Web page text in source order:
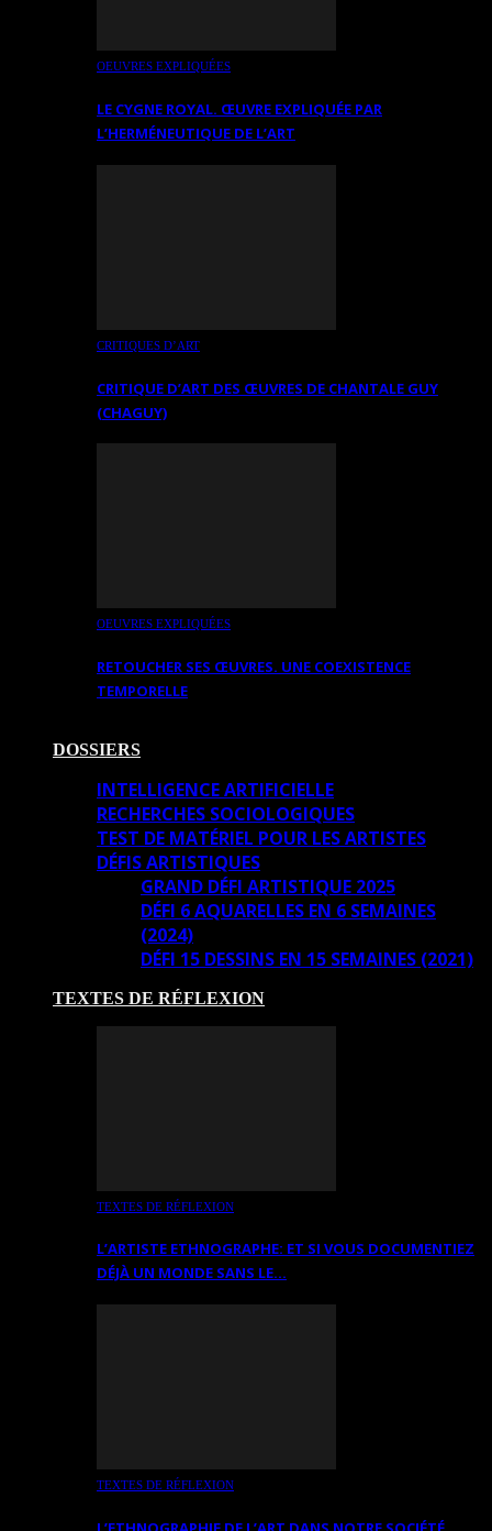
OEUVRES EXPLIQUÉES
LE CYGNE ROYAL. ŒUVRE EXPLIQUÉE PAR
L’HERMÉNEUTIQUE DE L’ART
CRITIQUES D’ART
CRITIQUE D’ART DES ŒUVRES DE CHANTALE GUY
(CHAGUY)
OEUVRES EXPLIQUÉES
RETOUCHER SES ŒUVRES. UNE COEXISTENCE
TEMPORELLE
DOSSIERS
INTELLIGENCE ARTIFICIELLE
RECHERCHES SOCIOLOGIQUES
TEST DE MATÉRIEL POUR LES ARTISTES
DÉFIS ARTISTIQUES
GRAND DÉFI ARTISTIQUE 2025
DÉFI 6 AQUARELLES EN 6 SEMAINES
(2024)
DÉFI 15 DESSINS EN 15 SEMAINES (2021)
TEXTES DE RÉFLEXION
TEXTES DE RÉFLEXION
L’ARTISTE ETHNOGRAPHE: ET SI VOUS DOCUMENTIEZ
DÉJÀ UN MONDE SANS LE…
TEXTES DE RÉFLEXION